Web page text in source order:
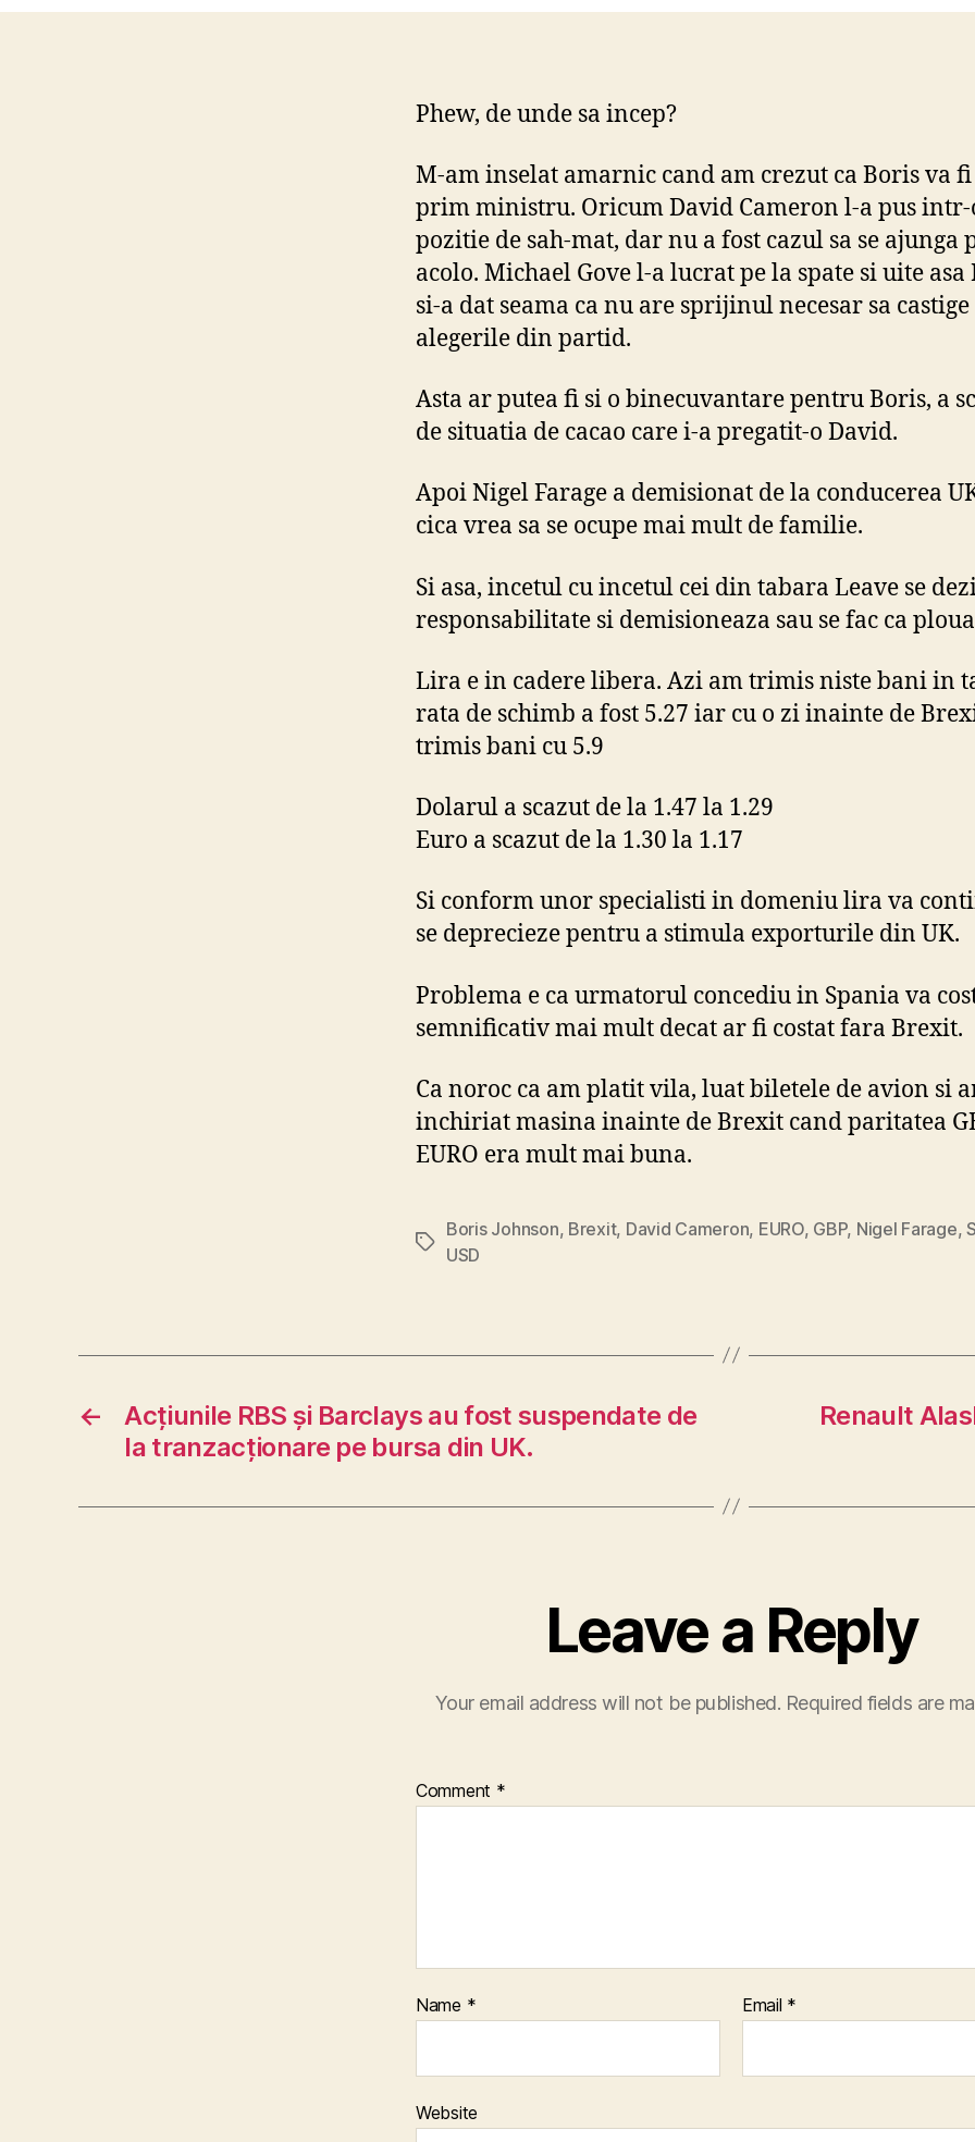
Phew, de unde sa incep?
M-am inselat amarnic cand am crezut ca Boris va
prim ministru. Oricum David Cameron l-a pus intr-
pozitie de sah-mat, dar nu a fost cazul sa se ajunga
acolo. Michael Gove l-a lucrat pe la spate si uite asa
si-a dat seama ca nu are sprijinul necesar sa castige
alegerile din partid.
Asta ar putea fi si o binecuvantare pentru Boris, a
de situatia de cacao care i-a pregatit-o David.
Apoi Nigel Farage a demisionat de la conducerea
cica vrea sa se ocupe mai mult de familie.
Si asa, incetul cu incetul cei din tabara Leave se
responsabilitate si demisioneaza sau se fac ca ploua
Lira e in cadere libera. Azi am trimis niste bani in
rata de schimb a fost 5.27 iar cu o zi inainte de
trimis bani cu 5.9
Dolarul a scazut de la 1.47 la 1.29
Euro a scazut de la 1.30 la 1.17
Si conform unor specialisti in domeniu lira va
se deprecieze pentru a stimula exporturile din UK.
Problema e ca urmatorul concediu in Spania va
semnificativ mai mult decat ar fi costat fara Brexit.
Ca noroc ca am platit vila, luat biletele de avion si
inchiriat masina inainte de Brexit cand paritatea
EURO era mult mai buna.
Tags
Boris Johnson, Brexit, David Cameron, EURO, GBP, Nigel Farage,
USD
←
Acțiunile RBS și Barclays au fost suspendate de
la tranzacționare pe bursa din UK.
Renault
Leave a Reply
Your email address will not be published. Required fields are
Comment *
Name * Email *
Website